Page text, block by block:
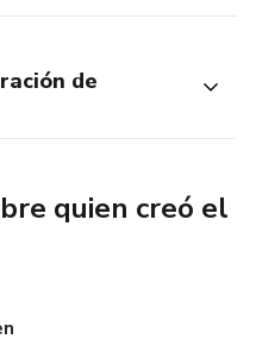
de
quien creó el